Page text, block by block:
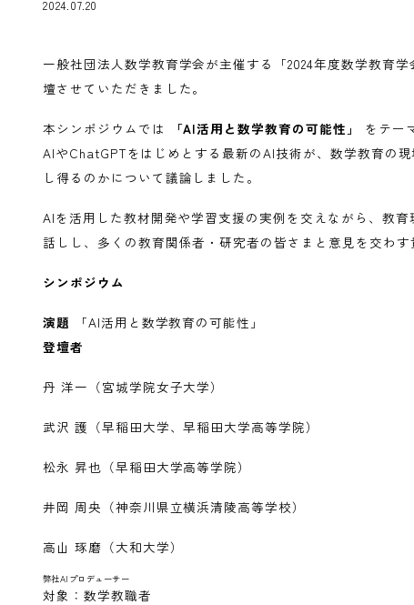
2024.07.20
一般社団法人数学教育学会が主催する「2024年度数学教育
壇させていただきました。
本シンポジウムでは 「AI活用と数学教育の可能性」
をテー
AIやChatGPTをはじめとする最新のAI技術が、数学教育の
し得るのかについて議論しました。
AIを活用した教材開発や学習支援の実例を交えながら、教
話しし、多くの教育関係者・研究者の皆さまと意見を交わす
シンポジウム
演題 「AI活用と数学教育の可能性」
登壇者
丹 洋一（宮城学院女子大学）
武沢 護（早稲田大学、早稲田大学高等学院）
松永 昇也（早稲田大学高等学院）
井岡 周央（神奈川県立横浜清陵高等学校）
高山 琢磨（大和大学）
弊社AIプロデューサー
対象：数学教職者